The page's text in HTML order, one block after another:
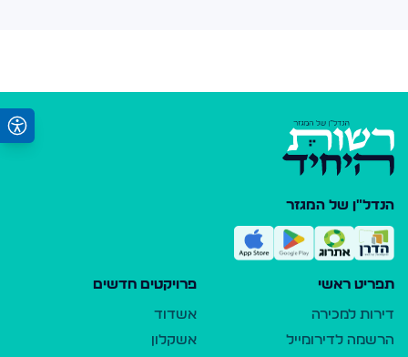
הנדל"ן של המגזר
תפריט ראשי
דירות למכירה
הרשמה לדירומייל
פרויקטים חדשים
אשדוד
אשקלון